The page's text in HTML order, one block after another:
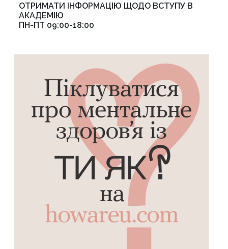
ОТРИМАТИ ІНФОРМАЦІЮ ЩОДО ВСТУПУ В
АКАДЕМІЮ
ПН-ПТ 09:00-18:00